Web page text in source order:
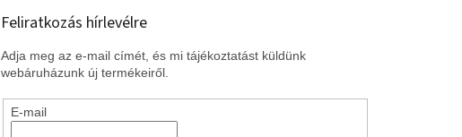
Feliratkozás hírlevélre
Adja meg az e-mail címét, és mi tájékoztatást küldünk
webáruházunk új termékeiről.
E-mail